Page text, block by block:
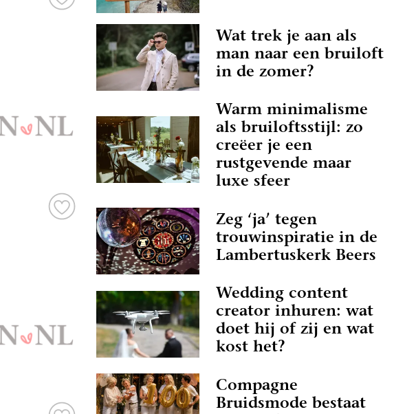
Wat trek je aan als
man naar een bruiloft
in de zomer?
Warm minimalisme
als bruiloftsstijl: zo
creëer je een
rustgevende maar
luxe sfeer
Zeg ‘ja’ tegen
trouwinspiratie in de
Lambertuskerk Beers
Wedding content
creator inhuren: wat
doet hij of zij en wat
kost het?
Compagne
Bruidsmode bestaat